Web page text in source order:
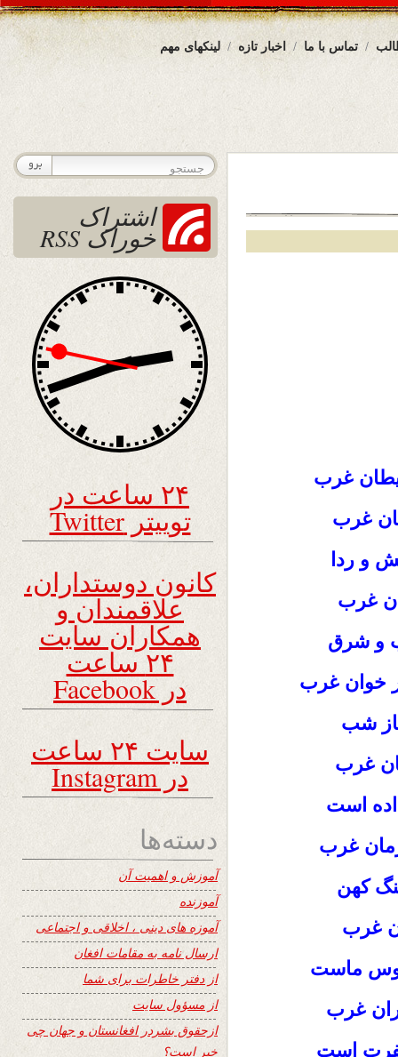
لینکهای مهم اخبار تازه تماس با ما
غرب
غرب
و ردا
غرب
و شرق
خوان غرب
شب
غرب
است
غرب
کهن
غرب
ماست
غرب
است
اشتراک
خوراک RSS
۲۴ ساعت در
توییتر Twitter
کانون دوستداران،
علاقمندان و
همکاران سایت
۲۴ ساعت
در Facebook
سایت ۲۴ ساعت
در Instagram
دسته‌ها
آموزش و اهمیت آن
آموزنده
آموزه های دینی ، اخلاقی و اجتماعی
ارسال نامه به مقامات افغان
از دفتر خاطرات برای شما
از مسؤول سایت
ازحقوق بشردر افغانستان و جهان چی
خبر است؟